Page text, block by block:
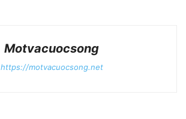
Motvacuocsong
https://motvacuocsong.net